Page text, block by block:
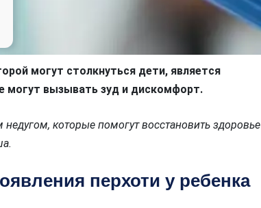
могут столкнуться дети, является
могут вызывать зуд и дискомфорт.
которые помогут восстановить здоровье
перхоти у ребенка